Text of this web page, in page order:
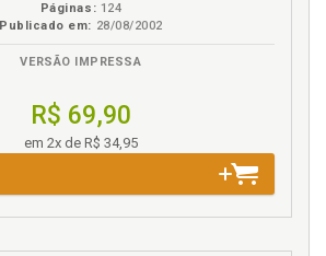
Páginas: 124
Publicado em: 28/08/2002
VERSÃO IMPRESSA
R$ 69,90
em 2x de R$ 34,95